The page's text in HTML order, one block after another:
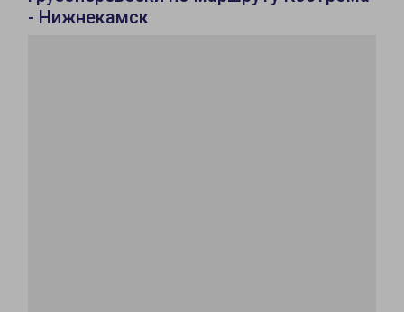
- Нижнекамск